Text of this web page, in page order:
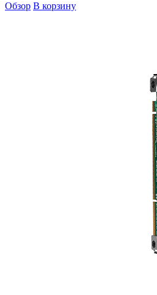
Обзор В корзину